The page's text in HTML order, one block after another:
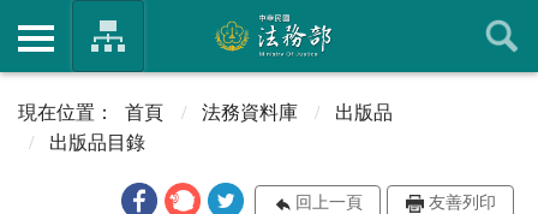
首頁 法務資料庫
出版品
出版品目錄
回上一頁 友善列印